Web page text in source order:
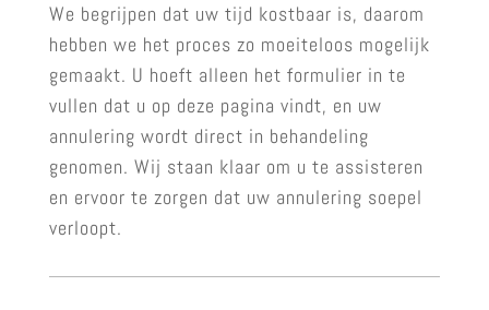
We begrijpen dat uw tijd kostbaar is, daarom
hebben we het proces zo moeiteloos mogelijk
gemaakt. U hoeft alleen het formulier in te
vullen dat u op deze pagina vindt, en uw
annulering wordt direct in behandeling
genomen. Wij staan klaar om u te assisteren
en ervoor te zorgen dat uw annulering soepel
verloopt.